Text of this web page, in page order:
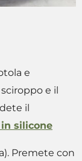
e
e il
il
silicone
Premete con